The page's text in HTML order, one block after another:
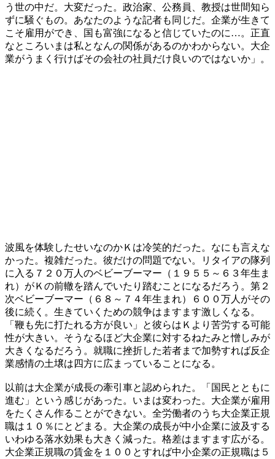
う世の中だ。大変だった。政治家、公務員、教授は世間知ら
ずに騒ぐもの。あなたのような記者も同じだ。企業が生きて
こそ雇用ができ、国も富強になると信じていたのに…。正直
なところいまは私となんの関係があるのかわからない。大企
業がうまく行けばその会社の社員だけ良いのではないか」。
波風を体験したせいなのかＫは冷笑的だった。なにも言えな
かった。複雑だった。彼だけの問題でない。リタイアの隊列
に入る７２０万人のベビーブーマー（１９５５～６３年生ま
れ）がＫの前轍を踏んでいたり踏むことになるだろう。第２
次ベビーブーマー（６８～７４年生まれ）６００万人がその
後に続く。生きていくための競争はますます激しくなる。
「鞭も先に打たれる方が良い」と彼らはＫより苦労する可能
性が大きい。そうなるほど大企業に対するねたみと憎しみが
大きくなるだろう。就職に挫折した若者まで加勢すれば反企
業感情の土壌は四方に広まっていることになる。
以前は大企業が成長の牽引車と認められた。「国民とともに
進む」という感じがあった。いまは変わった。大企業が雇用
をたくさん作ることができない。全労働者のうち大企業正規
職は１０％にとどまる。大企業の成長が中小企業に波及する
いわゆる落水効果も大きく減った。格差はますます広がる。
大企業正規職の賃金を１００とすれば中小企業の正規職は５